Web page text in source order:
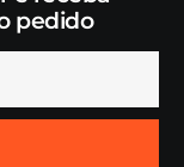
pedido